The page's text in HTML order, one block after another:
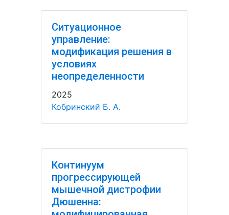
Ситуационное
управление:
модификация решения в
условиях
неопределенности
2025
Кобринский Б. А.
Континуум
прогрессирующей
мышечной дистрофии
Дюшенна: